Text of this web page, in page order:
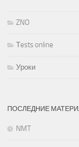
ZNO
Тests online
Уроки
ПОСЛЕДНИЕ
NMT